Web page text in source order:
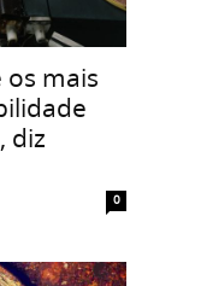
mais
diz
0